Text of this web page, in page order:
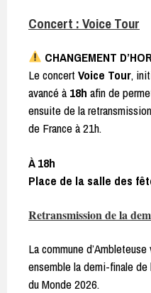
Concert : Voice Tour
CHANGEMENT
Le concert Voice Tour,
avancé à 18h afin de
ensuite de la
de France à 21h.
À 18h
Place de la salle des
Retransmission de la
La commune
ensemble la demi-finale de
du Monde 2026.